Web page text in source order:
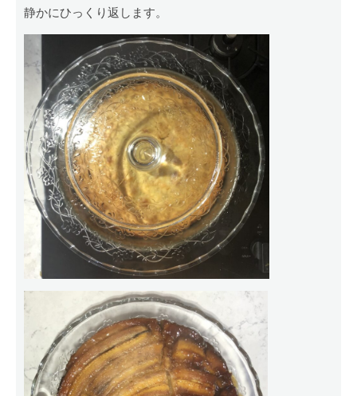
静かにひっくり返します。